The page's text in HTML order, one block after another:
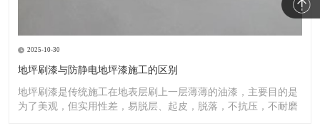
2025-10-30
地坪刷漆与防静电地坪漆施工的区别
地坪刷漆是传统施工在地表层刷上一层薄薄的油漆，主要目的是
为了美观，但实用性差，易脱层、起皮，脱落，不抗压，不耐磨